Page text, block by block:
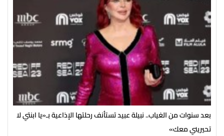
بعد سنوات من الغياب.. نبيلة عبيد تستأنف رحلتها الإذاعية بـ«يا ابنتي لا
تحيريني معك»